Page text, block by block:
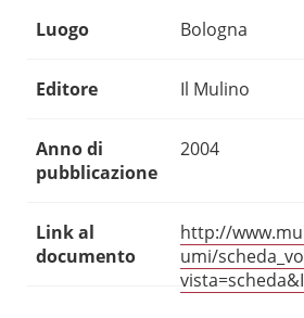
Luogo Bologna
Editore Il Mulino
Anno di
pubblicazione
2004
Link al
documento
http://
umi/